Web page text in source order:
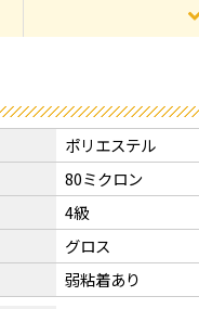
ポリエステル
80ミクロン
4級
グロス
弱粘着あり